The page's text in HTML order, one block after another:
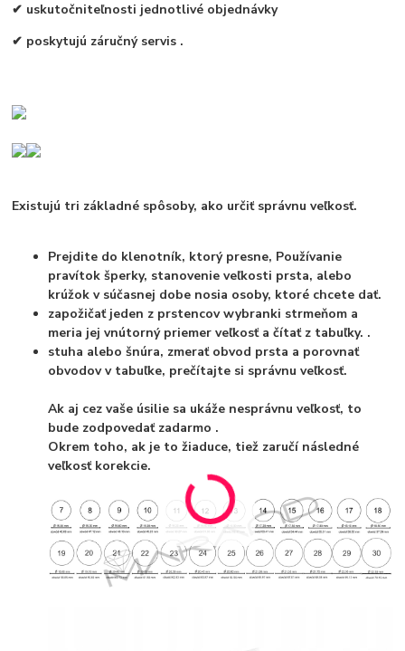
✔ uskutočniteľnosti jednotlivé objednávky
✔ poskytujú záručný servis .
Existujú tri základné spôsoby, ako určiť správnu veľkosť.
Prejdite do klenotník, ktorý presne, Používanie
pravítok šperky, stanovenie veľkosti prsta, alebo
krúžok v súčasnej dobe nosia osoby, ktoré chcete dať.
zapožičať jeden z prstencov wybranki strmeňom a
meria jej vnútorný priemer veľkosť a čítať z tabuľky. .
stuha alebo šnúra, zmerať obvod prsta a porovnať
obvodov v tabuľke, prečítajte si správnu veľkosť.
Ak aj cez vaše úsilie sa ukáže nesprávnu veľkosť, to
bude zodpovedať zadarmo .
Okrem toho, ak je to žiaduce, tiež zaručí následné
veľkosť korekcie.